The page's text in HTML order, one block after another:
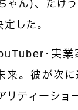
ゃん）、たけ
した。
・実
来。彼が次に
リティーショ